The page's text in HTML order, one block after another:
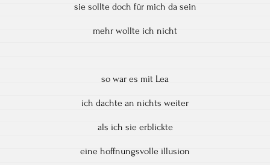
sie sollte doch für mich da sein
mehr wollte ich nicht
so war es mit Lea
ich dachte an nichts weiter
als ich sie erblickte
eine hoffnungsvolle illusion